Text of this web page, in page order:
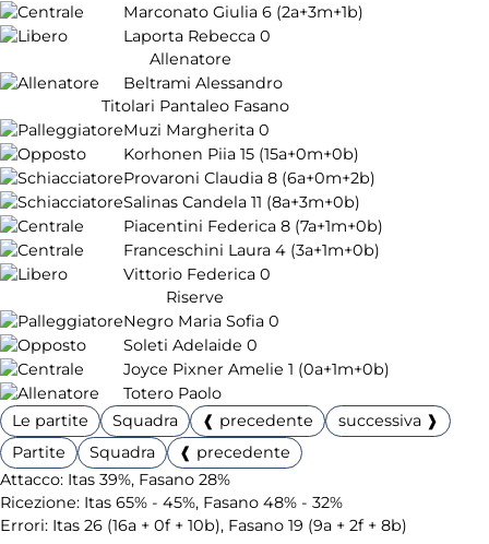
Marconato Giulia 6 (2a+3m+1b)
Laporta Rebecca 0
Allenatore
Beltrami Alessandro
Titolari Pantaleo Fasano
Muzi Margherita 0
Korhonen Piia 15 (15a+0m+0b)
Provaroni Claudia 8 (6a+0m+2b)
Salinas Candela 11 (8a+3m+0b)
Piacentini Federica 8 (7a+1m+0b)
Franceschini Laura 4 (3a+1m+0b)
Vittorio Federica 0
Riserve
Negro Maria Sofia 0
Soleti Adelaide 0
Joyce Pixner Amelie 1 (0a+1m+0b)
Totero Paolo
Le partite
Squadra ❰ precedente
successiva ❱
Partite
Squadra
❰ precedente
Attacco: Itas 39%, Fasano 28%
Ricezione: Itas 65% - 45%, Fasano 48% - 32%
Errori: Itas 26 (16a + 0f + 10b), Fasano 19 (9a + 2f + 8b)